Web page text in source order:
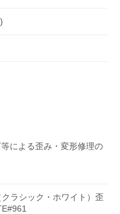
による歪み・変形修理の
ラシック・ホワイト）歪